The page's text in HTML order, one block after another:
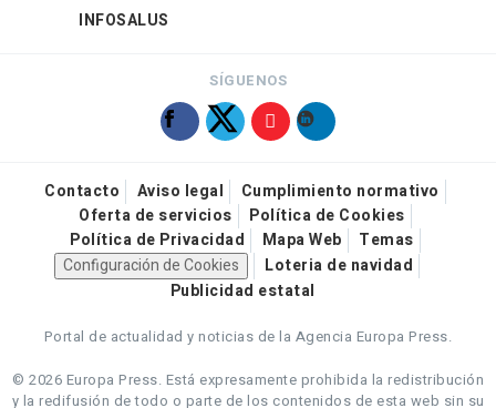
INFOSALUS
SÍGUENOS
Contacto Aviso legal
Cumplimiento normativo
Oferta de servicios
Política de Cookies
Política de Privacidad
Mapa Web
Temas
Configuración de Cookies
Loteria de navidad
Publicidad estatal
Portal de actualidad y noticias de la Agencia Europa Press.
© 2026 Europa Press. Está expresamente prohibida la redistribución
y la redifusión de todo o parte de los contenidos de esta web sin su